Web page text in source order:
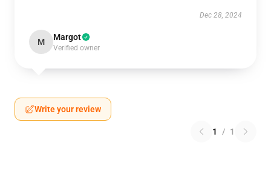
Dec 28, 2024
M Margot
Verified owner
Write your review
1 / 1